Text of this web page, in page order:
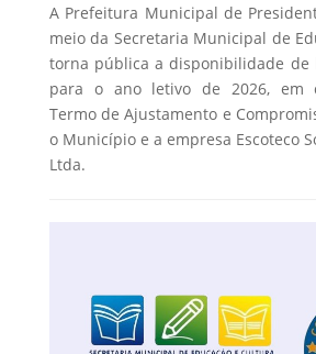
A Prefeitura Municipal de
meio da Secretaria Municipal de
torna pública a disponibilidade de
para o ano letivo de 2026, em
Termo de Ajustamento e
o Município e a empresa Escoteco
Ltda.